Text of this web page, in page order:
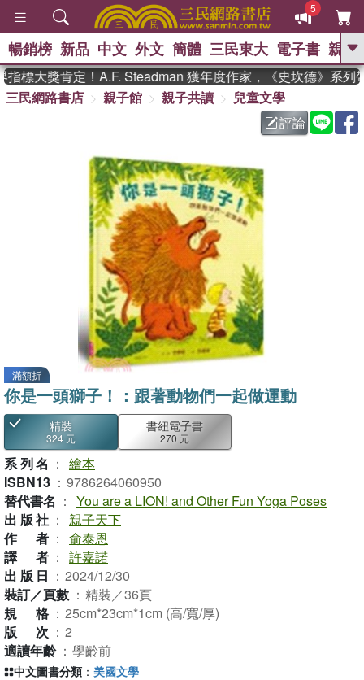
5
GO
熱搜： 東野圭吾 、 高希均教授回憶錄
父親節 、 花開錦
方念華 、 台灣的
、 偉大的迷走神經 、
群喵 、 臺灣漫遊錄
暢銷榜 新品 中文 外文 簡體 三民東大 電子書 親子
標大獎肯定！A.F. Steadman 獲年度作家，《史坎德》系列帶
三民網路書店
親子館 親子共讀
兒童文學
評論
滿額折
你是一頭獅子！：跟著動物們一起做運動
精裝
324 元
書紐電子書
270 元
系列名 ： 繪本
ISBN13 ： 9786264060950
替代書名 ： You are a LION! and Other Fun Yoga Poses
出版社 ： 親子天下
作者 ： 俞泰恩
譯者 ： 許嘉諾
出版日 ： 2024/12/30
裝訂／頁數 ： 精裝／36頁
規格 ： 25cm*23cm*1cm (高/寬/厚)
版次 ： 2
適讀年齡 ： 學齡前
中文圖書分類 ： 美國文學